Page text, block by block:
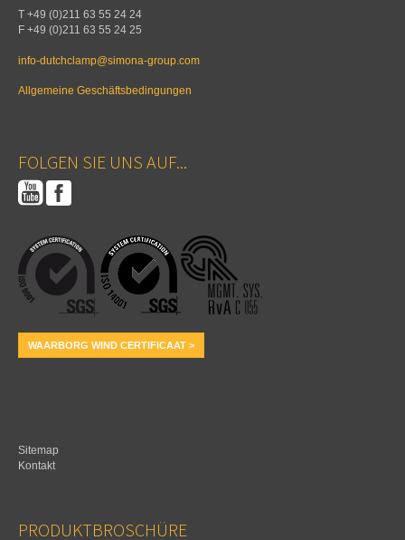
T +49 (0)211 63 55 24 24
F +49 (0)211 63 55 24 25
info-dutchclamp@simona-group.com
Allgemeine Geschäftsbedingungen
FOLGEN SIE UNS AUF...
WAARBORG WIND CERTIFICAAT >
Sitemap
Kontakt
PRODUKTBROSCHÜRE